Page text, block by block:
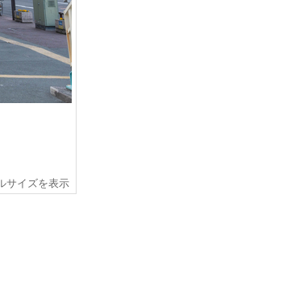
サイズを表示